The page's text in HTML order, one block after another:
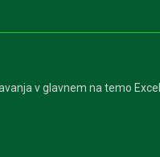
v glavnem na temo